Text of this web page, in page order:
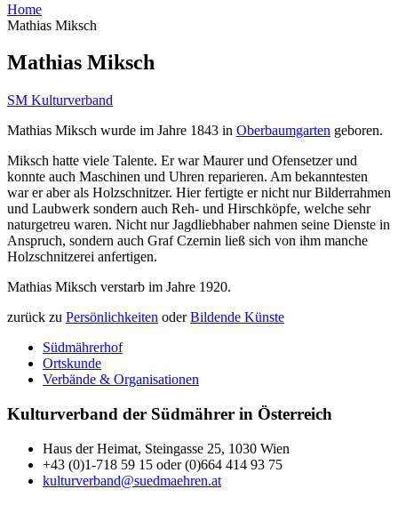
Home
Mathias Miksch
Mathias Miksch
SM Kulturverband
Mathias Miksch wurde im Jahre 1843 in Oberbaumgarten geboren.
Miksch hatte viele Talente. Er war Maurer und Ofensetzer und
konnte auch Maschinen und Uhren reparieren. Am bekanntesten
war er aber als Holzschnitzer. Hier fertigte er nicht nur Bilderrahmen
und Laubwerk sondern auch Reh- und Hirschköpfe, welche sehr
naturgetreu waren. Nicht nur Jagdliebhaber nahmen seine Dienste in
Anspruch, sondern auch Graf Czernin ließ sich von ihm manche
Holzschnitzerei anfertigen.
Mathias Miksch verstarb im Jahre 1920.
zurück zu Persönlichkeiten oderBildende Künste
Südmährerhof
Ortskunde
Verbände & Organisationen
Kulturverband der Südmährer in Österreich
Haus der Heimat, Steingasse 25, 1030 Wien
+43 (0)1-718 59 15 oder (0)664 414 93 75
kulturverband@suedmaehren.at